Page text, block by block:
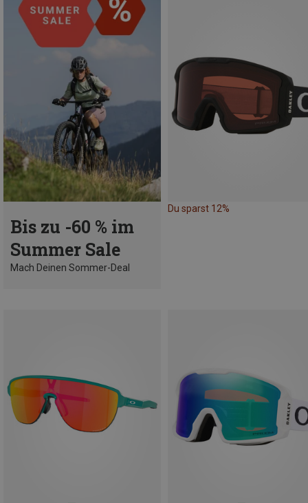
Bis zu -60 % im
Summer Sale
Mach Deinen Sommer-Deal
Du sparst 12%